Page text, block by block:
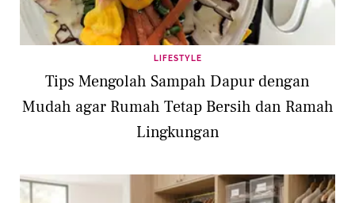
LIFESTYLE
Tips Mengolah Sampah Dapur dengan
Mudah agar Rumah Tetap Bersih dan Ramah
Lingkungan